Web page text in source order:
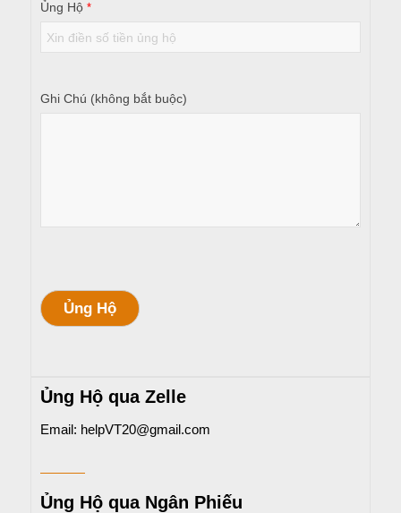
Ủng Hộ *
Ghi Chú (không bắt buộc)
Ủng Hộ
Ủng Hộ qua Zelle
Email: helpVT20@gmail.com
Ủng Hộ qua Ngân Phiếu